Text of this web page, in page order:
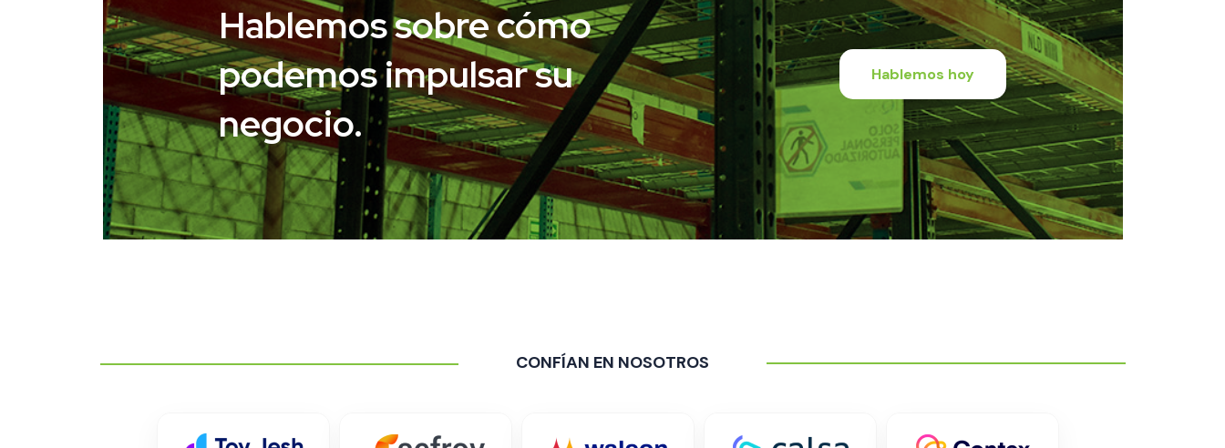
Hablemos sobre cómo
podemos impulsar su
negocio.
Hablemos hoy
CONFÍAN EN NOSOTROS